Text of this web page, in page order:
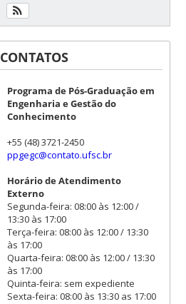
CONTATOS
Programa de Pós-Graduação em
Engenharia e Gestão do
Conhecimento
+55 (48) 3721-2450
ppgegc@contato.ufsc.br
Horário de Atendimento
Externo
Segunda-feira: 08:00 às 12:00 /
13:30 às 17:00
Terça-feira: 08:00 às 12:00 / 13:30
às 17:00
Quarta-feira: 08:00 às 12:00 / 13:30
às 17:00
Quinta-feira: sem expediente
Sexta-feira: 08:00 às 13:30 as 17:00